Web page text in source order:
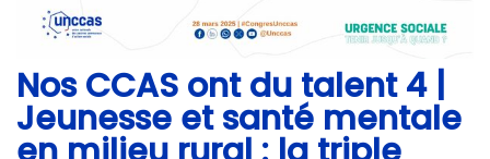
Nos CCAS ont du talent 4 |
Jeunesse et santé mentale